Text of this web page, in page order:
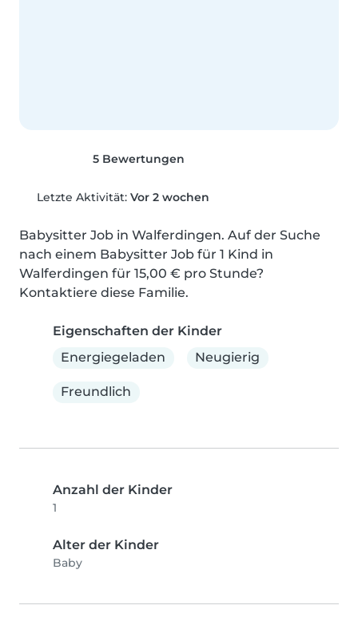
5 Bewertungen
Letzte Aktivität: Vor 2 wochen
Babysitter Job in Walferdingen. Auf der Suche
nach einem Babysitter Job für 1 Kind in
Walferdingen für 15,00 € pro Stunde?
Kontaktiere diese Familie.
Eigenschaften der Kinder
Energiegeladen
Neugierig
Freundlich
Anzahl der Kinder
1
Alter der Kinder
Baby